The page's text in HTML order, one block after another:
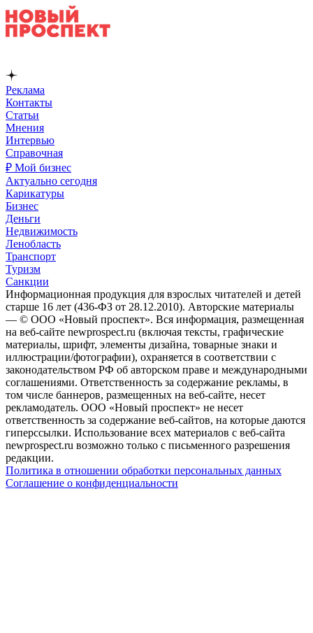
Реклама
Контакты
Статьи
Мнения
Интервью
Справочная
₽ Мой бизнес
Актуально сегодня
Карикатуры
Бизнес
Деньги
Недвижимость
Ленобласть
Транспорт
Туризм
Санкции
Информационная продукция для взрослых читателей и детей
старше 16 лет (436-ФЗ от 28.12.2010). Авторские материалы
— © ООО «Новый проспект». Вся информация, размещенная
на веб-сайте newprospect.ru (включая тексты, графические
материалы, шрифт, элементы дизайна, товарные знаки и
иллюстрации/фотографии), охраняется в соответствии с
законодательством РФ об авторском праве и международными
соглашениями. Ответственность за содержание рекламы, в
том числе баннеров, размещенных на веб-сайте, несет
рекламодатель. ООО «Новый проспект» не несет
ответственность за содержание веб-сайтов, на которые даются
гиперссылки. Использование всех материалов с веб-сайта
newprospect.ru возможно только с письменного разрешения
редакции.
Политика в отношении обработки персональных данных
Соглашение о конфиденциальности